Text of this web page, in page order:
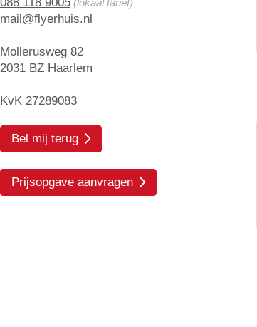
(lokaal tarief)
mail@flyerhuis.nl
Mollerusweg 82
2031 BZ Haarlem
KvK 27289083
Bel mij terug
Prijsopgave aanvragen